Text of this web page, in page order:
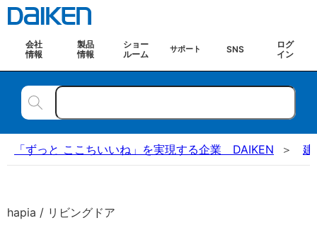
会社
情報
製品
情報
ショー
ルーム
サポート SNS
ログ
イン
「ずっと ここちいいね」を実現する企業 DAIKEN 建
hapia / リビングドア